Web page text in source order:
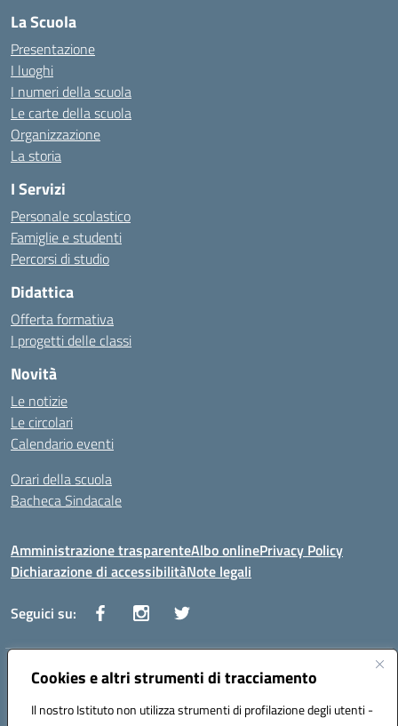
Cookies e altri strumenti di tracciamento
Il nostro Istituto non utilizza strumenti di profilazione degli utenti -
La Scuola
Presentazione
I luoghi
I numeri della scuola
Le carte della scuola
Organizzazione
La storia
I Servizi
Personale scolastico
Famiglie e studenti
Percorsi di studio
Didattica
Offerta formativa
I progetti delle classi
Novità
Le notizie
Le circolari
Calendario eventi
Orari della scuola
Bacheca Sindacale
Amministrazione trasparenteAlbo onlinePrivacy Policy
Dichiarazione di accessibilitàNote legali
Seguici su:
Indirizzo:Via Vaccari n.5 e Via Falcone n.20 - 91025 Marsala
Posta elettronica certificata (PEC):tppm03000q@pec.istruzione.it